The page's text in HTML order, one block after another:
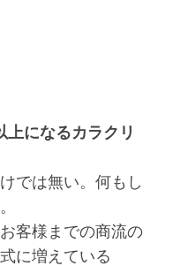
上になるカラクリ
では無い。何もし
客様までの商流の
に増えている